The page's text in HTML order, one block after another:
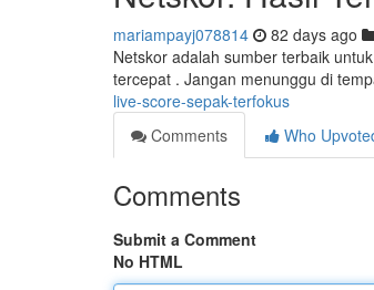
mariampayj078814 82 days ago
Netskor adalah sumber terbaik
tercepat . Jangan menunggu di
live-score-sepak-terfokus
Comments
Who
Comments
Submit a Comment
No HTML